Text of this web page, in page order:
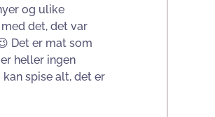
og ulike
det, det var
Det er mat som
heller ingen
spise alt, det er